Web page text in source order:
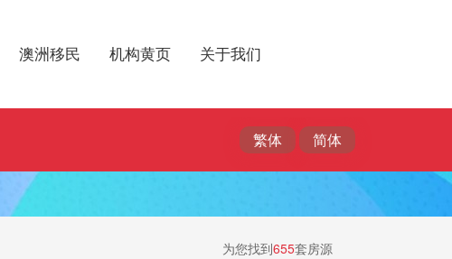
澳洲移民 机构黄页 关于我们
为您找到655套房源